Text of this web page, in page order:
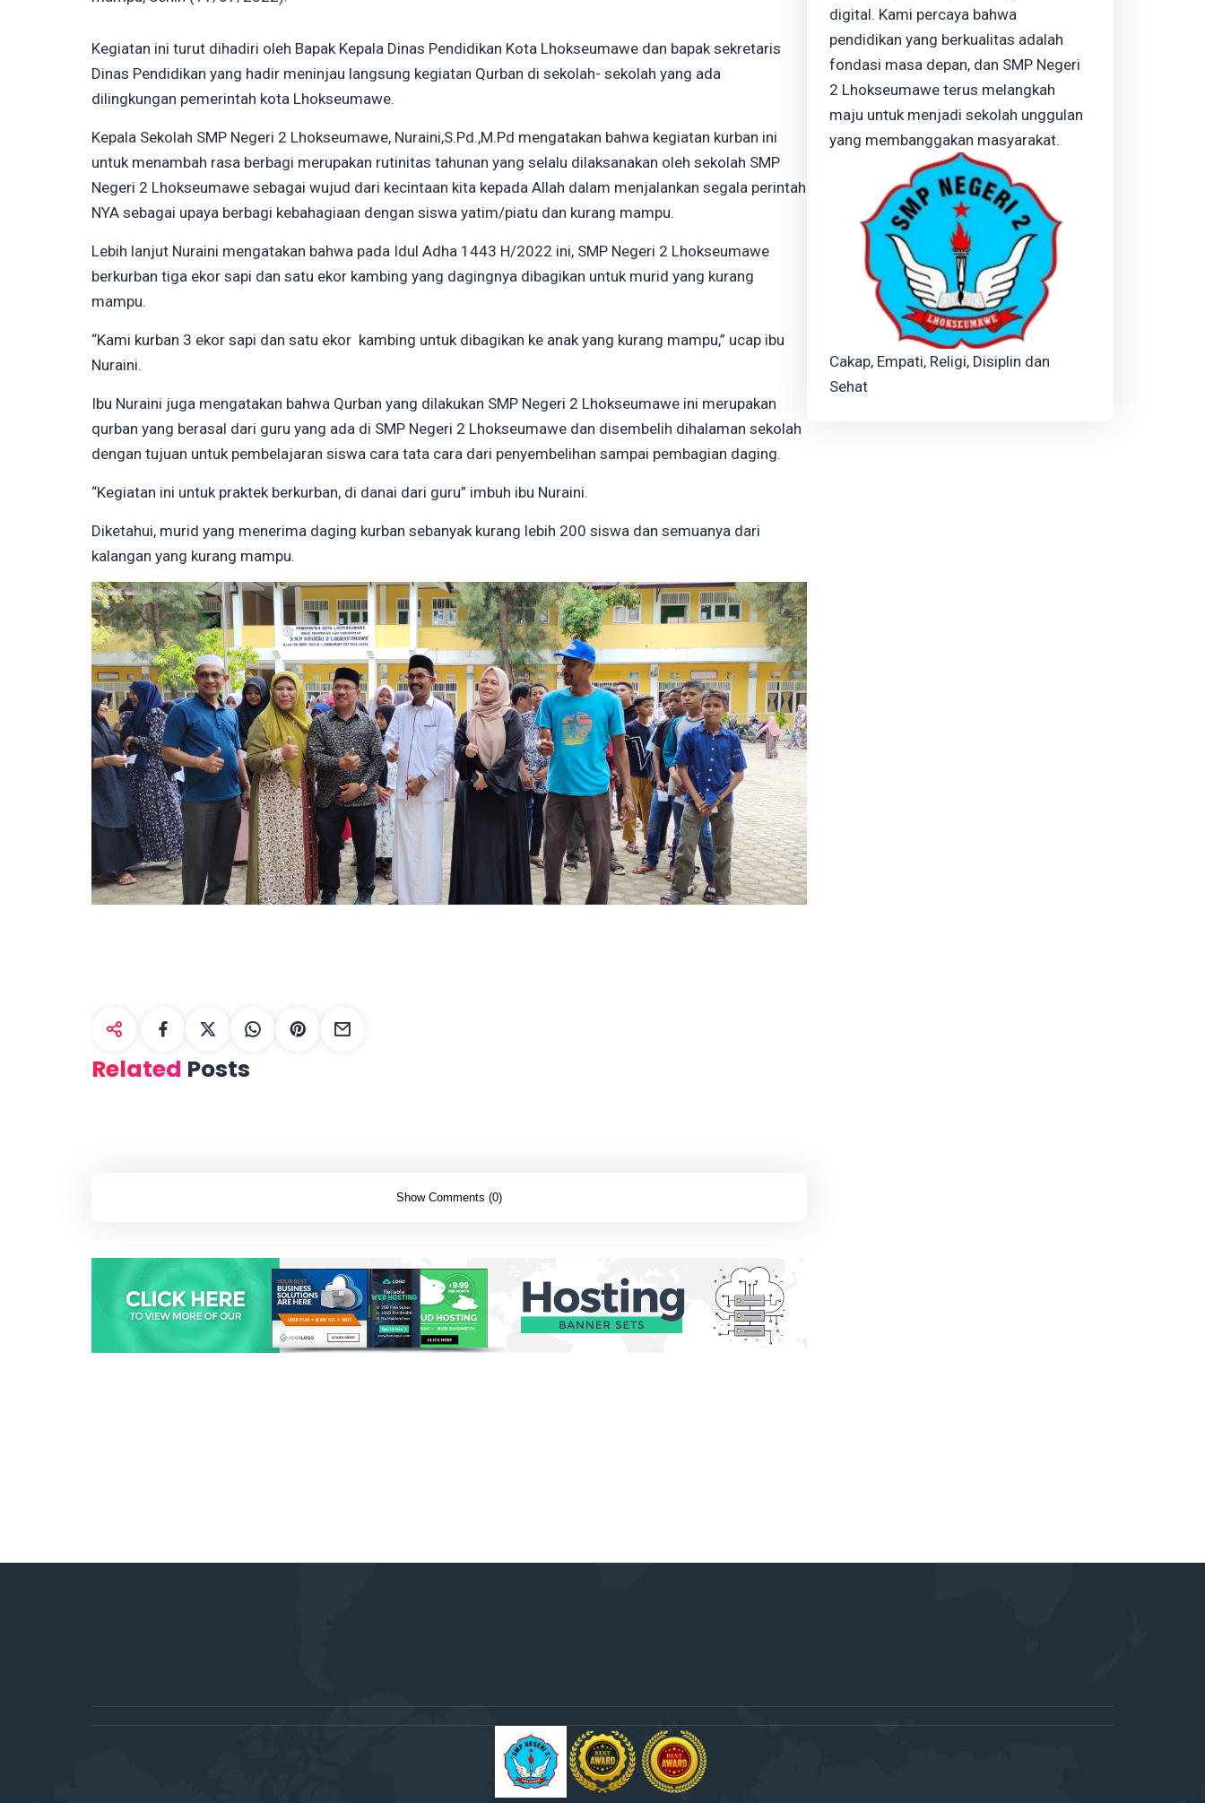
Kegiatan ini turut dihadiri oleh Bapak Kepala Dinas Pendidikan Kota Lhokseumawe dan bapak sekretaris
Dinas Pendidikan yang hadir meninjau langsung kegiatan Qurban di sekolah- sekolah yang ada
dilingkungan pemerintah kota Lhokseumawe.
Kepala Sekolah SMP Negeri 2 Lhokseumawe, Nuraini,S.Pd.,M.Pd mengatakan bahwa kegiatan kurban ini
untuk menambah rasa berbagi merupakan rutinitas tahunan yang selalu dilaksanakan oleh sekolah SMP
Negeri 2 Lhokseumawe sebagai wujud dari kecintaan kita kepada Allah dalam menjalankan segala perintah
NYA sebagai upaya berbagi kebahagiaan dengan siswa yatim/piatu dan kurang mampu.
Lebih lanjut Nuraini mengatakan bahwa pada Idul Adha 1443 H/2022 ini, SMP Negeri 2 Lhokseumawe
berkurban tiga ekor sapi dan satu ekor kambing yang dagingnya dibagikan untuk murid yang kurang
mampu.
“Kami kurban 3 ekor sapi dan satu ekor kambing untuk dibagikan ke anak yang kurang mampu,” ucap ibu
Nuraini.
Ibu Nuraini juga mengatakan bahwa Qurban yang dilakukan SMP Negeri 2 Lhokseumawe ini merupakan
qurban yang berasal dari guru yang ada di SMP Negeri 2 Lhokseumawe dan disembelih dihalaman sekolah
dengan tujuan untuk pembelajaran siswa cara tata cara dari penyembelihan sampai pembagian daging.
“Kegiatan ini untuk praktek berkurban, di danai dari guru” imbuh ibu Nuraini.
Diketahui, murid yang menerima daging kurban sebanyak kurang lebih 200 siswa dan semuanya dari
kalangan yang kurang mampu.
Related Posts
Show Comments (0)
digital. Kami percaya bahwa
pendidikan yang berkualitas adalah
fondasi masa depan, dan SMP Negeri
2 Lhokseumawe terus melangkah
maju untuk menjadi sekolah unggulan
yang membanggakan masyarakat.
Cakap, Empati, Religi, Disiplin dan
Sehat